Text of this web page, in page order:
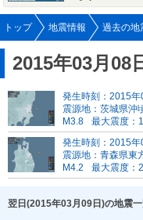
トップ 地震情報 過去の地
2015年03月08
発生時刻：2015
震源地：茨城県沖
M3.8
最大震度：1
発生時刻：2015
震源地：青森県東
M4.2
最大震度：2
翌日(2015年03月09日)の地震